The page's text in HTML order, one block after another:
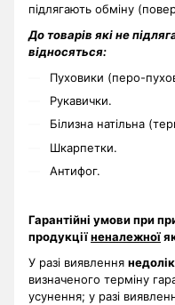
підлягають обміну
До товарів які не
відносяться:
Пуховики (перо-
Рукавички.
Білизна натільна
Шкарпетки.
Антифог.
Гарантійні умови при
продукціїненалежної
У разі виявлення
визначеного терміну
усунення; у разі